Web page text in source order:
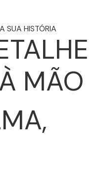
SUA HISTÓRIA
MÃO